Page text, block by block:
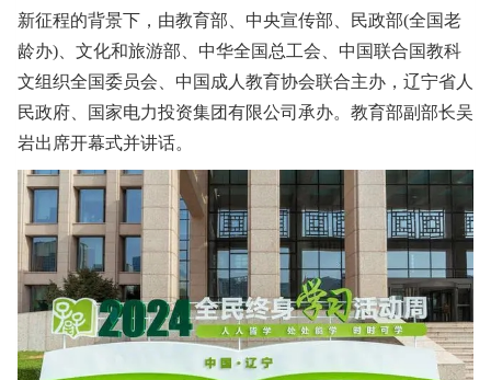
新征程的背景下，由教育部、中央宣传部、民政部(全国老
龄办)、文化和旅游部、中华全国总工会、中国联合国教科
文组织全国委员会、中国成人教育协会联合主办，辽宁省人
民政府、国家电力投资集团有限公司承办。教育部副部长吴
岩出席开幕式并讲话。